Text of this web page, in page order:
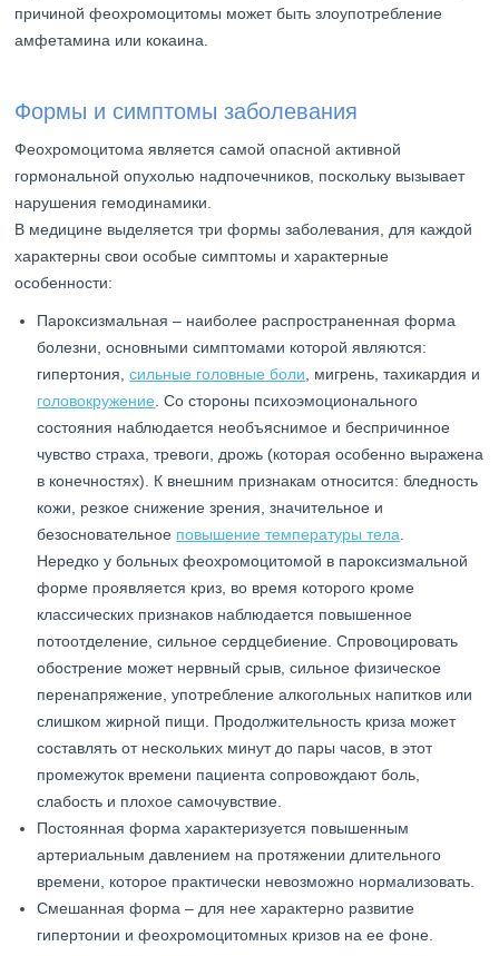
причиной феохромоцитомы может быть злоупотребление
амфетамина или кокаина.
Формы и симптомы заболевания
Феохромоцитома является самой опасной активной
гормональной опухолью надпочечников, поскольку вызывает
нарушения гемодинамики.
В медицине выделяется три формы заболевания, для каждой
характерны свои особые симптомы и характерные
особенности:
Пароксизмальная – наиболее распространенная форма
болезни, основными симптомами которой являются:
гипертония,сильные головные боли , мигрень, тахикардия и
головокружение . Со стороны психоэмоционального
состояния наблюдается необъяснимое и беспричинное
чувство страха, тревоги, дрожь (которая особенно выражена
в конечностях). К внешним признакам относится: бледность
кожи, резкое снижение зрения, значительное и
безосновательное повышение температуры тела
Нередко у больных феохромоцитомой в пароксизмальной
форме проявляется криз, во время которого кроме
классических признаков наблюдается повышенное
потоотделение, сильное сердцебиение. Спровоцировать
обострение может нервный срыв, сильное физическое
перенапряжение, употребление алкогольных напитков или
слишком жирной пищи. Продолжительность криза может
составлять от нескольких минут до пары часов, в этот
промежуток времени пациента сопровождают боль,
слабость и плохое самочувствие.
Постоянная форма характеризуется повышенным
артериальным давлением на протяжении длительного
времени, которое практически невозможно нормализовать.
Смешанная форма – для нее характерно развитие
гипертонии и феохромоцитомных кризов на ее фоне.